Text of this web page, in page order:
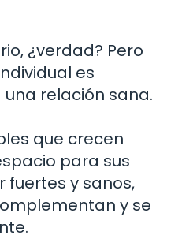
¿verdad? Pero
es
relación sana.
que crecen
para sus
fuertes y sanos,
y se